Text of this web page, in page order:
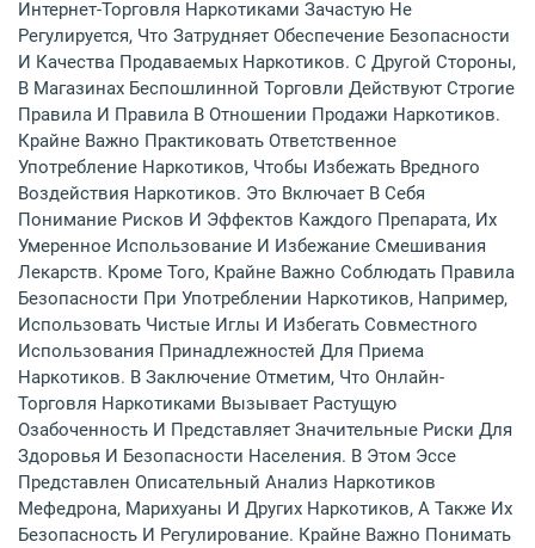
Интернет-Торговля Наркотиками Зачастую Не
Регулируется, Что Затрудняет Обеспечение Безопасности
И Качества Продаваемых Наркотиков. С Другой Стороны,
В Магазинах Беспошлинной Торговли Действуют Строгие
Правила И Правила В Отношении Продажи Наркотиков.
Крайне Важно Практиковать Ответственное
Употребление Наркотиков, Чтобы Избежать Вредного
Воздействия Наркотиков. Это Включает В Себя
Понимание Рисков И Эффектов Каждого Препарата, Их
Умеренное Использование И Избежание Смешивания
Лекарств. Кроме Того, Крайне Важно Соблюдать Правила
Безопасности При Употреблении Наркотиков, Например,
Использовать Чистые Иглы И Избегать Совместного
Использования Принадлежностей Для Приема
Наркотиков. В Заключение Отметим, Что Онлайн-
Торговля Наркотиками Вызывает Растущую
Озабоченность И Представляет Значительные Риски Для
Здоровья И Безопасности Населения. В Этом Эссе
Представлен Описательный Анализ Наркотиков
Мефедрона, Марихуаны И Других Наркотиков, А Также Их
Безопасность И Регулирование. Крайне Важно Понимать